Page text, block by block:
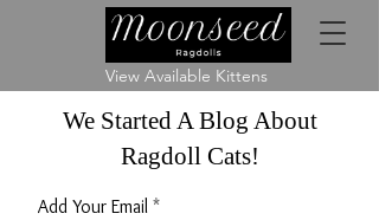
View Available Kittens
We Started A Blog About
Ragdoll Cats!
Add Your Email